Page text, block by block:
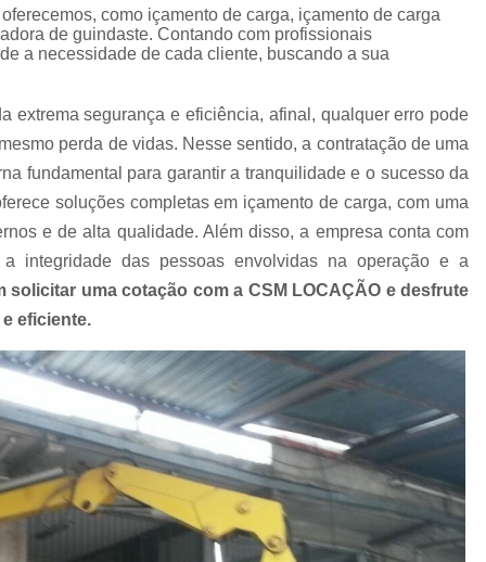
Caminhões Tipo Muncks para
Locações de Caminhões
Empresa de Carreta para Transporte de
Empresa de Transportadora Containers
Empresa de Transporte
Empresa de Transporte Rodoviário de
Empresa de Transportes
Empresa Transportadora de Container
Carreta para Transporte de
Transportadora de Containers
Transporte Containers
Transporte de
Transportes Container
Içamento com Caminhão Munck
Içamento de Carga com
como içamento de carga, içamento de carga
de guindaste. Contando com profissionais
a necessidade de cada cliente, buscando a sua
extrema segurança e eficiência, afinal, qualquer erro pode
perda de vidas. Nesse sentido, a contratação de uma
fundamental para garantir a tranquilidade e o sucesso da
soluções completas em içamento de carga, com uma
e de alta qualidade. Além disso, a empresa conta com
integridade das pessoas envolvidas na operação e a
solicitar uma cotação com a CSM LOCAÇÃO e desfrute
eficiente.